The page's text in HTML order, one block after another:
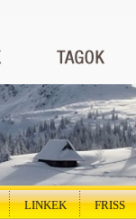
LINKEK FRISS